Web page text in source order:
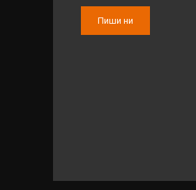
Пиши ни